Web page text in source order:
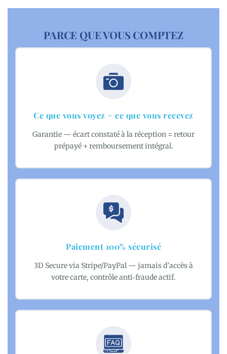
PARCE QUE VOUS COMPTEZ
Ce que vous voyez = ce que vous recevez
Garantie — écart constaté à la réception = retour
prépayé + remboursement intégral.
Paiement 100% sécurisé
3D Secure via Stripe/PayPal — jamais d’accès à
votre carte, contrôle anti‑fraude actif.